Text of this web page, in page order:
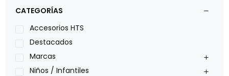
Leggero
Lumex
Medical Store
Nidek
Oxiplus
CATEGORÍAS
Accesorios HTS
Destacados
Marcas
Niños / Infantiles